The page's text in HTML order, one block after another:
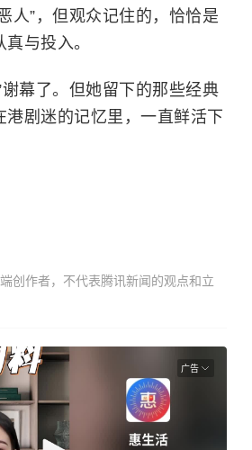
人”，但观众记住的，恰恰是
与投入。
谢幕了。但她留下的那些经典
港剧迷的记忆里，一直鲜活下
创作者，不代表腾讯新闻的观点和立
广告